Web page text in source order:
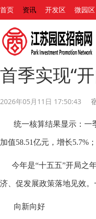
首页 资讯 开发区 微园区
首季实现“
2026年05月11日 17:50:43
统一核算结果显示：一季
加值58.51亿元，增长5.7%
今年是“十五五”开局之年
济、促发展政策落地见效
向新向好